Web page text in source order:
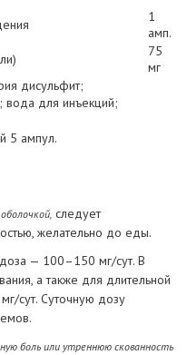
1
амп.
75
мг
дисульфит;
вода для инъекций;
5 ампул.
следует
желательно до еды.
— 100–150 мг/сут. В
а также для длительной
сут. Суточную дозу
боль или утреннюю скованность